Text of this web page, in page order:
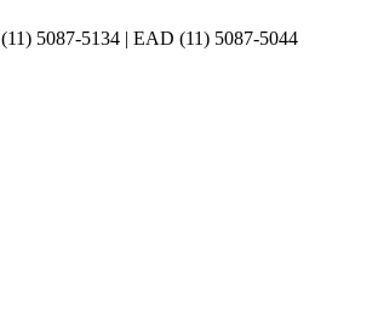
(11) 5087-5134 | EAD (11) 5087-5044